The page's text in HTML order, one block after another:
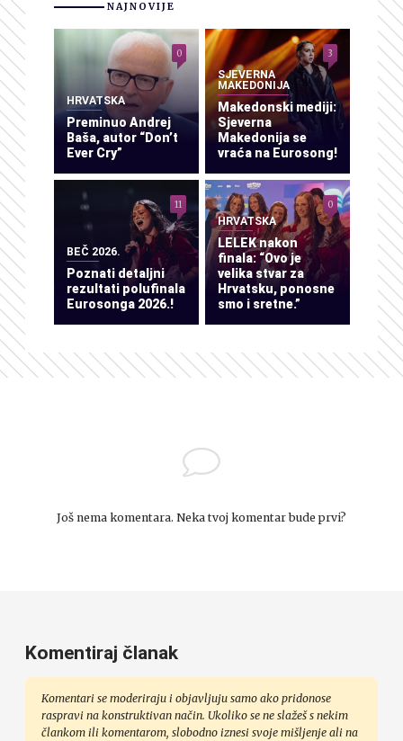
NAJNOVIJE
HRVATSKA
Preminuo Andrej
Baša, autor “Don’t
Ever Cry”
0
SJEVERNA
MAKEDONIJA
Makedonski mediji:
Sjeverna
Makedonija se
vraća na Eurosong!
3
BEČ 2026.
Poznati detaljni
rezultati polufinala
Eurosonga 2026.!
11
HRVATSKA
LELEK nakon
finala: “Ovo je
velika stvar za
Hrvatsku, ponosne
smo i sretne.”
0
Još nema komentara. Neka tvoj komentar bude prvi?
Komentiraj članak
Komentari se moderiraju i objavljuju samo ako pridonose
raspravi na konstruktivan način. Ukoliko se ne slažeš s nekim
člankom ili komentarom, slobodno iznesi svoje mišljenje ali na